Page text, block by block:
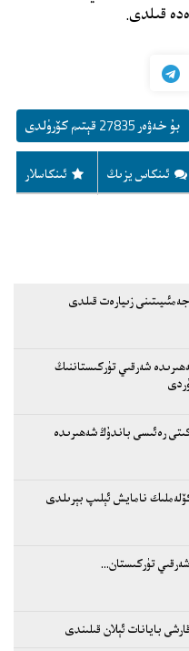
قىلدى.
بۇ خەۋەر 27835 قېتىم كۆرۈلدى
ئىنكاسلار ئىنكاس يزىڭ
جەمئىيىتىنى زىيارەت قىلدى
شەرقىي تۈركىستاننىڭ
رەئىسى باندۇڭ شەھىرىدە
نامايش ئېلىپ بېرىلدى
تۈركىستان...
بايانات ئېلان قىلىندى